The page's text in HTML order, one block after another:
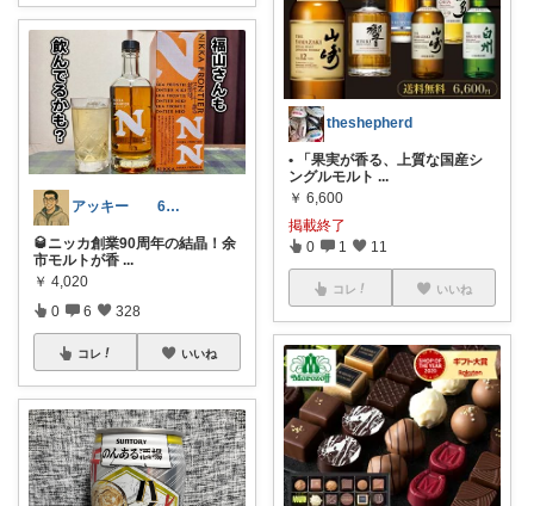
アッキー 6才娘👧子育て中💪
🥃ニッカ創業90周年の結晶！余
市モルトが香 ...
￥ 4,020
0 6 328
コレ いいね
theshepherd
• 「果実が香る、上質な国産シ
ングルモルト ...
￥ 6,600
掲載終了
0 1 11
コレ いいね